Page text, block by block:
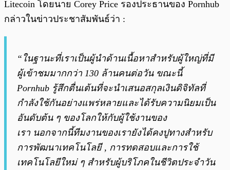
Litecoin โดยนาย Corey Price รองประธานของ Pornhub
กล่าวในข่าวประชาสัมพันธ์ว่า :
“ในฐานะที่เราเป็นผู้นำด้านเนื้อหาสำหรับผู้ใหญ่ที่มี
ผู้เข้าชมมากกว่า 130 ล้านคนต่อวัน ขณะนี้
Pornhub รู้สึกตื่นเต้นที่จะนำเสนอสกุลเงินดิจิทัลที่
กำลังใช้กันอย่างแพร่หลายและได้รับความนิยมเป็น
อันดับต้น ๆ ของโลกให้กับผู้ใช้งานของ
เรา นอกจากนี้ทีมงานของเรายังได้คงปูทางสำหรับ
การพัฒนาเทคโนโลยี , การทดสอบและการใช้
เทคโนโลยีใหม่ ๆ สำหรับผู้บริโภคในชีวิตประจำวัน